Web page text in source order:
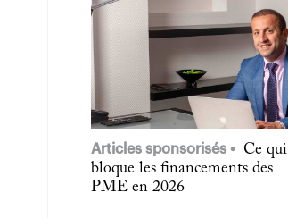
Articles sponsorisés
Ce qui
bloque les financements des
PME en 2026